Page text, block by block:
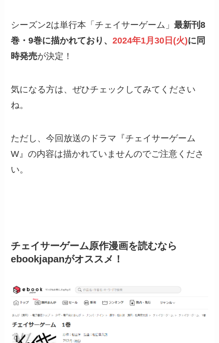
シーズン2は単行本「チェイサーゲーム」最新刊8
巻・9巻に描かれており、2024年1月30日(火)に同
時発売が決定！
気になる方は、ぜひチェックしてみてください
ね。
ただし、今回放送のドラマ『チェイサーゲーム
W』の内容は描かれていませんのでご注意くださ
い。
チェイサーゲーム原作漫画を読むなら
ebookjapanがオススメ！